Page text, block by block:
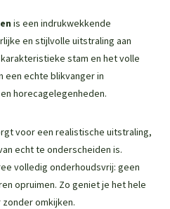
is een indrukwekkende
en stijlvolle uitstraling aan
stam en het volle
een echte blikvanger in
horecagelegenheden.
voor een realistische uitstraling,
echt te onderscheiden is.
volledig onderhoudsvrij: geen
opruimen. Zo geniet je het hele
omkijken.